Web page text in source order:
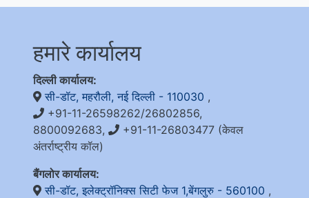
हमारे कार्यालय
दिल्ली कार्यालय:
सी-डॉट, महरौली, नई दिल्ली - 110030 ,
+91-11-26598262/26802856,
8800092683,
+91-11-26803477 (केवल
अंतर्राष्ट्रीय कॉल)
बैंगलोर कार्यालय:
सी-डॉट, इलेक्ट्रॉनिक्स सिटी फेज 1,बेंगलुरु - 560100 ,